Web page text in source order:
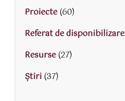
Proiecte(60)
Referat de disponibilizare
Resurse(27)
Știri (37)